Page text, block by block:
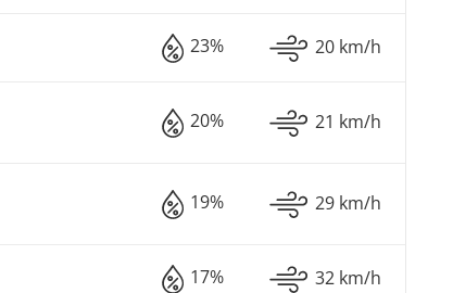
23% 20 km/h
20% 21 km/h
19% 29 km/h
17% 32 km/h